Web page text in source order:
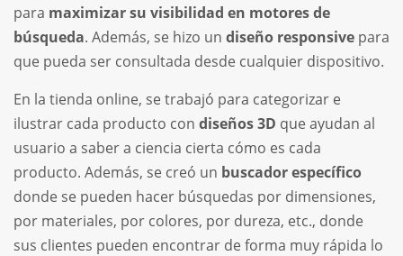
para maximizar su visibilidad en motores de
búsqueda. Además, se hizo un diseño responsive para
que pueda ser consultada desde cualquier dispositivo.
En la tienda online, se trabajó para categorizar e
ilustrar cada producto con diseños 3D que ayudan al
usuario a saber a ciencia cierta cómo es cada
producto. Además, se creó un buscador específico
donde se pueden hacer búsquedas por dimensiones,
por materiales, por colores, por dureza, etc., donde
sus clientes pueden encontrar de forma muy rápida lo